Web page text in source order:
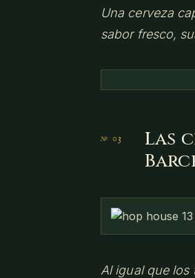
Una cerveza
sabor fresco,
Las
Al igual que los